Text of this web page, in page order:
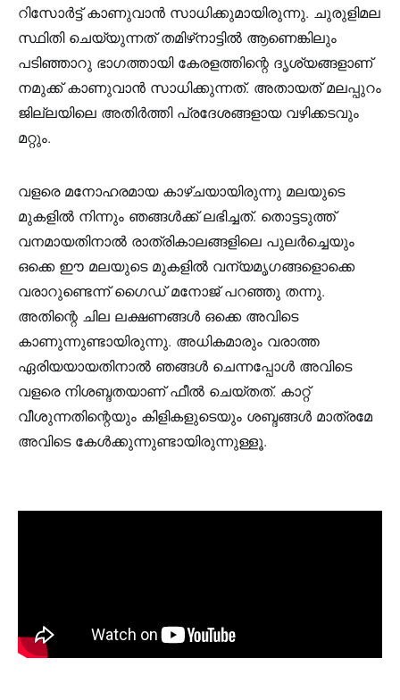
റിസോർട്ട് കാണുവാൻ സാധിക്കുമായിരുന്നു. ചുരുളിമല
സ്ഥിതി ചെയ്യുന്നത് തമിഴ്‌നാട്ടിൽ ആണെങ്കിലും
പടിഞ്ഞാറു ഭാഗത്തായി കേരളത്തിന്റെ ദൃശ്യങ്ങളാണ്
നമുക്ക് കാണുവാൻ സാധിക്കുന്നത്. അതായത് മലപ്പുറം
ജില്ലയിലെ അതിർത്തി പ്രദേശങ്ങളായ വഴിക്കടവും
മറ്റും.
വളരെ മനോഹരമായ കാഴ്ചയായിരുന്നു മലയുടെ
മുകളിൽ നിന്നും ഞങ്ങൾക്ക് ലഭിച്ചത്. തൊട്ടടുത്ത്
വനമായതിനാൽ രാത്രികാലങ്ങളിലെ പുലർച്ചെയും
ഒക്കെ ഈ മലയുടെ മുകളിൽ വന്യമൃഗങ്ങളൊക്കെ
വരാറുണ്ടെന്ന് ഗൈഡ് മനോജ് പറഞ്ഞു തന്നു.
അതിന്റെ ചില ലക്ഷണങ്ങൾ ഒക്കെ അവിടെ
കാണുന്നുണ്ടായിരുന്നു. അധികമാരും വരാത്ത
ഏരിയയായതിനാൽ ഞങ്ങൾ ചെന്നപ്പോൾ അവിടെ
വളരെ നിശബ്ദതയാണ് ഫീൽ ചെയ്‌തത്‌. കാറ്റ്
വീശുന്നതിന്റെയും കിളികളുടെയും ശബ്ദങ്ങൾ മാത്രമേ
അവിടെ കേൾക്കുന്നുണ്ടായിരുന്നുള്ളൂ.